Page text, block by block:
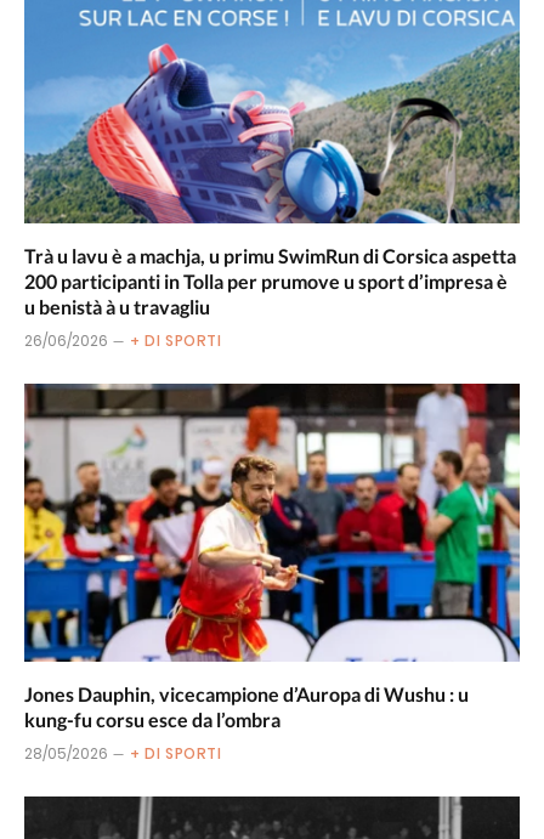
Trà u lavu è a machja, u primu SwimRun di Corsica aspetta
200 participanti in Tolla per prumove u sport d’impresa è
u benistà à u travagliu
26/06/2026 + DI SPORTI
Jones Dauphin, vicecampione d’Auropa di Wushu : u
kung-fu corsu esce da l’ombra
28/05/2026 + DI SPORTI